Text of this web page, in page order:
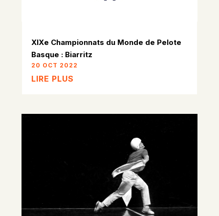
XIXe Championnats du Monde de Pelote
Basque : Biarritz
20 OCT 2022
LIRE PLUS